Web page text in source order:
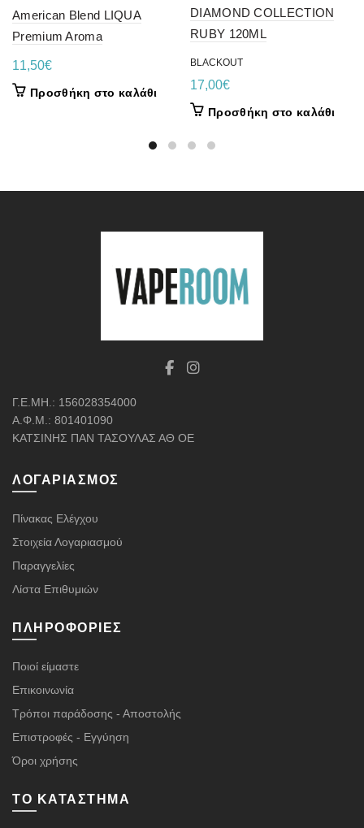
American Blend LIQUA
Premium Aroma
11,50€
Προσθήκη στο καλάθι
DIAMOND COLLECTION
RUBY 120ML
BLACKOUT
17,00€
Προσθήκη στο καλάθι
Γ.Ε.ΜΗ.: 156028354000
Α.Φ.Μ.: 801401090
ΚΑΤΣΙΝΗΣ ΠΑΝ ΤΑΣΟΥΛΑΣ ΑΘ ΟΕ
ΛΟΓΑΡΙΑΣΜΌΣ
Πίνακας Ελέγχου
Στοιχεία Λογαριασμού
Παραγγελίες
Λίστα Επιθυμιών
ΠΛΗΡΟΦΟΡΊΕΣ
Ποιοί είμαστε
Επικοινωνία
Τρόποι παράδοσης - Αποστολής
Επιστροφές - Εγγύηση
Όροι χρήσης
ΤΟ ΚΑΤΆΣΤΗΜΑ